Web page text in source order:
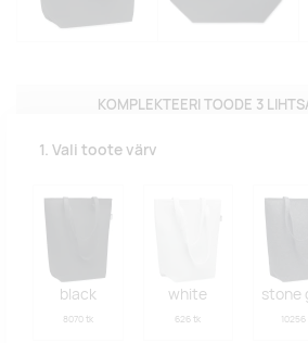
KOMPLEKTEERI TOODE 3
1. Vali toote värv
black
8070 tk
white
626 tk
stone
10256